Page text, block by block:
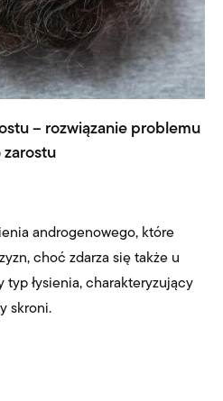
– rozwiązanie problemu
zarostu
androgenowego, które
choć zdarza się także u
łysienia, charakteryzujący
skroni.